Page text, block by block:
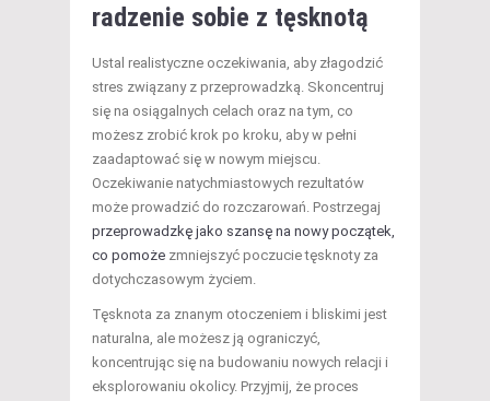
radzenie sobie z tęsknotą
Ustal realistyczne oczekiwania, aby złagodzić
stres związany z przeprowadzką. Skoncentruj
się na osiągalnych celach oraz na tym, co
możesz zrobić krok po kroku, aby w pełni
zaadaptować się w nowym miejscu.
Oczekiwanie natychmiastowych rezultatów
może prowadzić do rozczarowań. Postrzegaj
przeprowadzkę jako szansę na nowy początek,
co pomoże zmniejszyć poczucie tęsknoty za
dotychczasowym życiem.
Tęsknota za znanym otoczeniem i bliskimi jest
naturalna, ale możesz ją ograniczyć,
koncentrując się na budowaniu nowych relacji i
eksplorowaniu okolicy. Przyjmij, że proces